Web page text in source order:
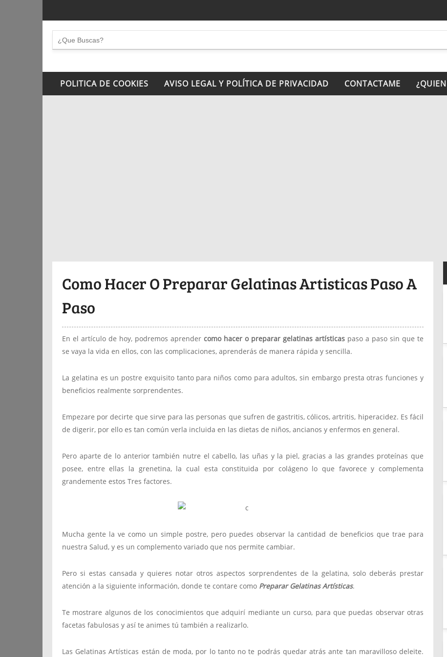
POLITICA DE COOKIES AVISO LEGAL Y POLÍTICA DE PRIVACIDAD CONTACTAME
Como Hacer O Preparar Gelatinas Artisticas Paso A
Paso
En el artículo de hoy, podremos aprender como hacer o preparar gelatinas artísticas paso a paso sin que te
se vaya la vida en ellos, con las complicaciones, aprenderás de manera rápida y sencilla.
La gelatina es un postre exquisito tanto para niños como para adultos, sin embargo presta otras funciones y
beneficios realmente sorprendentes.
Empezare por decirte que sirve para las personas que sufren de gastritis, cólicos, artritis, hiperacidez. Es fácil
de digerir, por ello es tan común verla incluida en las dietas de niños, ancianos y enfermos en general.
Pero aparte de lo anterior también nutre el cabello, las uñas y la piel, gracias a las grandes proteínas que
posee, entre ellas la grenetina, la cual esta constituida por colágeno lo que favorece y complementa
grandemente estos Tres factores.
Mucha gente la ve como un simple postre, pero puedes observar la cantidad de beneficios que trae para
nuestra Salud, y es un complemento variado que nos permite cambiar.
Pero si estas cansada y quieres notar otros aspectos sorprendentes de la gelatina, solo deberás prestar
atención a la siguiente información, donde te contare como Preparar Gelatinas Artísticas.
Te mostrare algunos de los conocimientos que adquirí mediante un curso, para que puedas observar otras
facetas fabulosas y así te animes tú también a realizarlo.
Las Gelatinas Artísticas están de moda, por lo tanto no te podrás quedar atrás ante tan maravilloso deleite.